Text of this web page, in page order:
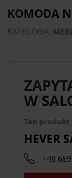
KOMODA
KATEGORIA:
W
Ten produkt
HEVER
+48